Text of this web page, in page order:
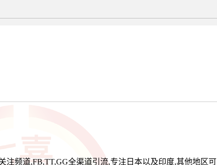
注频道,FB,TT,GG全渠道引流,专注日本以及印度,其他地区可